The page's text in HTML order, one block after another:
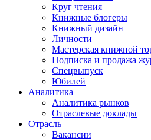
Круг чтения
Книжные блогеры
Книжный дизайн
Личности
Мастерская книжной
Подписка и продажа
Спецвыпуск
Юбилей
Аналитика
Аналитика рынков
Отраслевые доклады
Отрасль
Вакансии